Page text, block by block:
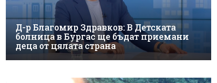
Д-р Благомир Здравков: В Детската
болница в Бургас ще бъдат приемани
деца от цялата страна